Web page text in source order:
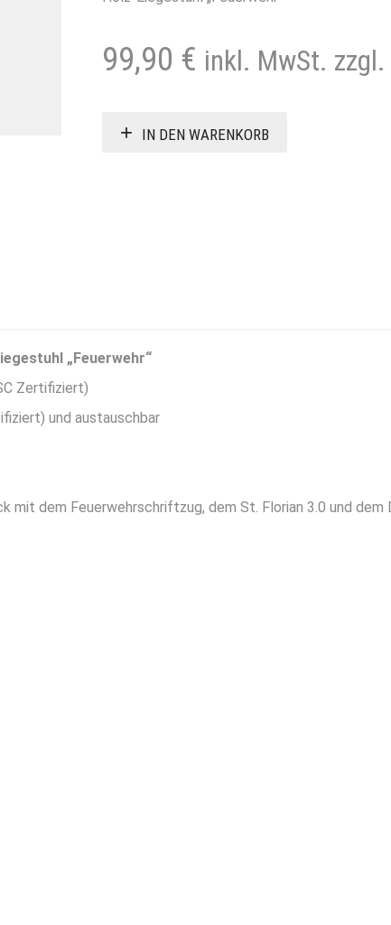
99,90 € inkl. MwSt.
IN DEN WARENKORB
„Feuerwehr“
Zertifiziert)
und austauschbar
dem Feuerwehrschriftzug, dem St. Florian 3.0 und